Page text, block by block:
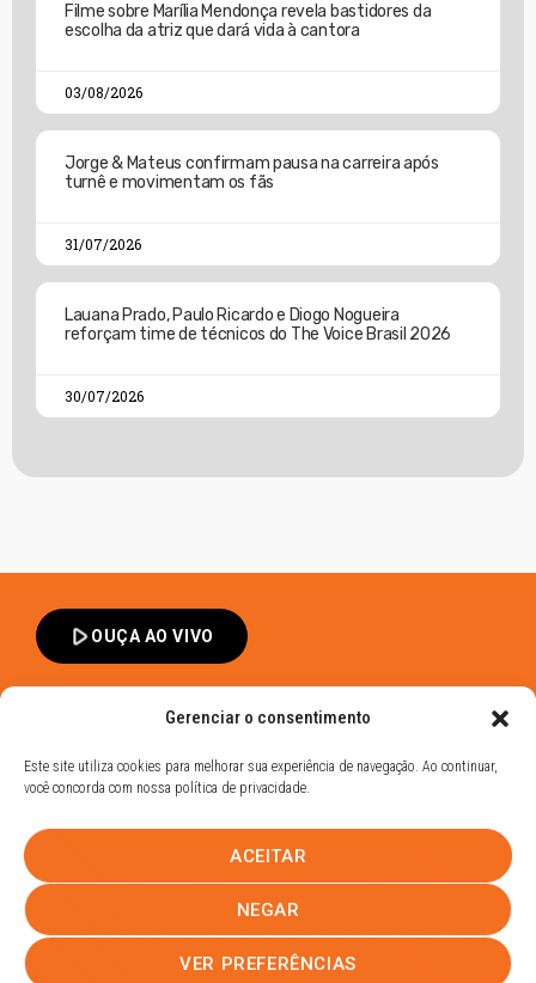
Gerenciar o consentimento
Este site utiliza cookies para melhorar sua experiência de navegação. Ao continuar,
você concorda com nossa política de privacidade.
ACEITAR
NEGAR
VER PREFERÊNCIAS
Filme sobre Marília Mendonça revela bastidores da
escolha da atriz que dará vida à cantora
03/08/2026
Jorge & Mateus confirmam pausa na carreira após
turnê e movimentam os fãs
31/07/2026
Lauana Prado, Paulo Ricardo e Diogo Nogueira
reforçam time de técnicos do The Voice Brasil 2026
30/07/2026
play_arrowOUÇA AO VIVO
Política de Privacidade
UHOST
PROMOÇÕESEQUIPENOTÍCIASCONTATO